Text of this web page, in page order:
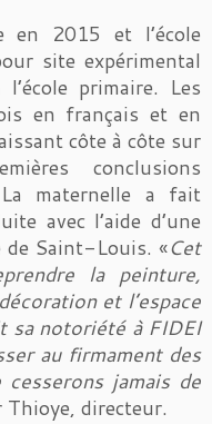
en 2015 et l’école
site expérimental
primaire. Les
en français et en
côte à côte sur
conclusions
maternelle a fait
avec l’aide d’une
de Saint-Louis. «Cet
la peinture,
et l’espace
sa notoriété à FIDEI
au firmament des
cesserons jamais de
directeur.